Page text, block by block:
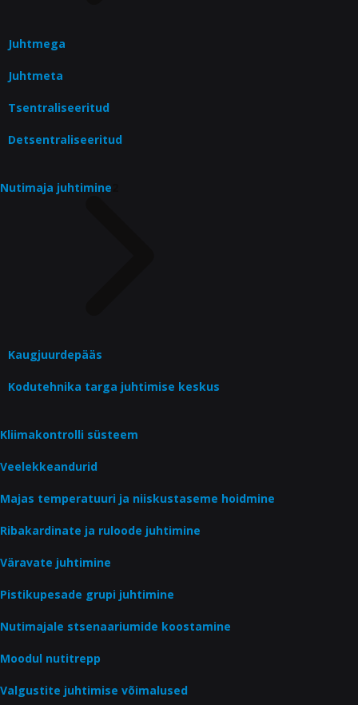
Juhtmega
Juhtmeta
Tsentraliseeritud
Detsentraliseeritud
Nutimaja juhtimine
Kaugjuurdepääs
Kodutehnika targa juhtimise keskus
Kliimakontrolli süsteem
Veelekkeandurid
Majas temperatuuri ja niiskustaseme hoidmine
Ribakardinate ja ruloode juhtimine
Väravate juhtimine
Pistikupesade grupi juhtimine
Nutimajale stsenaariumide koostamine
Moodul nutitrepp
Valgustite juhtimise võimalused